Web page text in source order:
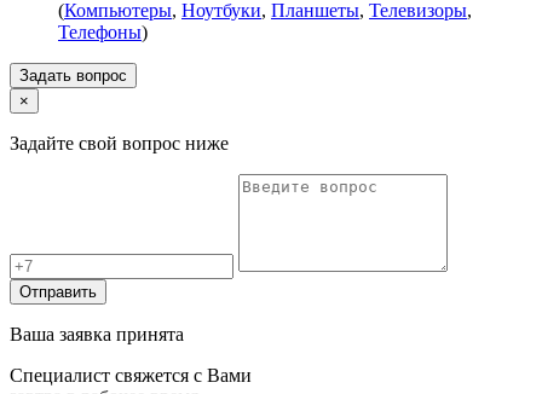
(Компьютеры, Ноутбуки, Планшеты, Телевизоры,
Телефоны)
Задать вопрос
×
Задайте свой вопрос ниже
Отправить
Ваша заявка принята
Специалист свяжется с Вами